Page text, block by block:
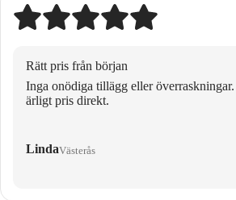
Rätt pris från början
Inga onödiga tillägg eller
ärligt pris direkt.
LindaVästerås